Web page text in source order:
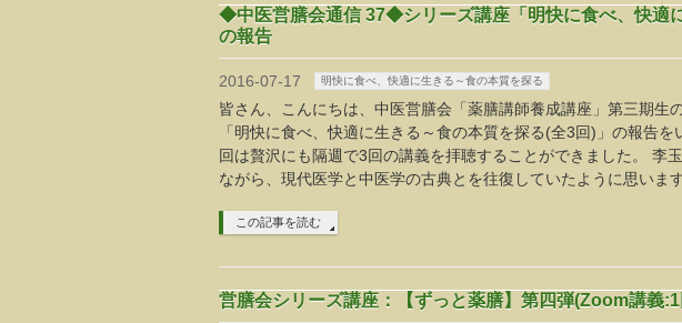
◆中医営膳会通信 37◆シリーズ講座「明快に食べ、快適
の報告
2016-07-17 明快に食べ、快適に生きる～食の本質を探る
皆さん、こんにちは、中医営膳会「薬膳講師養成講座」第三期生
「明快に食べ、快適に生きる～食の本質を探る(全3回)」の報告
回は贅沢にも隔週で3回の講義を拝聴することができました。 李
ながら、現代医学と中医学の古典とを往復していたように思います
この記事を読む
営膳会シリーズ講座：【ずっと薬膳】第四弾(Zoom講義